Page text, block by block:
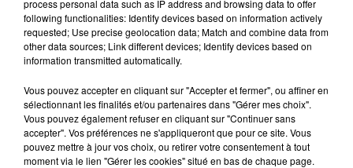
Podcasts
Kelly Massol, figure
emblématique de
l'entrepreneuriat féminin
process personal data such as IP address and browsing data to offer
following functionalities: Identify devices based on information actively
requested; Use precise geolocation data; Match and combine data from
other data sources; Link different devices; Identify devices based on
information transmitted automatically.
Vous pouvez accepter en cliquant sur "Accepter et fermer", ou affiner en
sélectionnant les finalités et/ou partenaires dans "Gérer mes choix".
Vous pouvez également refuser en cliquant sur "Continuer sans
accepter". Vos préférences ne s'appliqueront que pour ce site. Vous
pouvez mettre à jour vos choix, ou retirer votre consentement à tout
moment via le lien "Gérer les cookies" situé en bas de chaque page.